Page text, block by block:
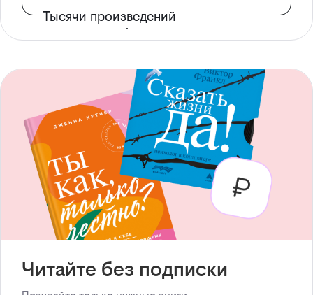
Тысячи произведений
с доступом офлайн
Читайте без подписки